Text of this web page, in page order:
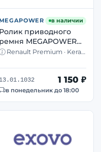
MEGAPOWER в наличии
Ролик приводного
ремня MEGAPOWER
Renault
DXI11
Renault Premium · Kerax
13.01.1032 1 150 ₽
в понедельник до 18:00